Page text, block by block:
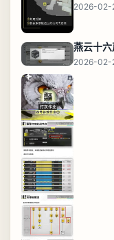
2026-02-
燕云十
2026-02-